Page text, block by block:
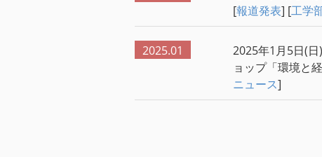
[報道発表] [工学
2025.01 2025年1月5日(
ョップ「環境と
ニュース]